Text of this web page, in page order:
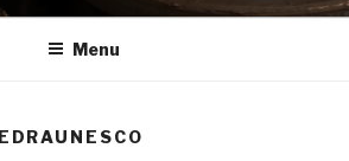
Menu